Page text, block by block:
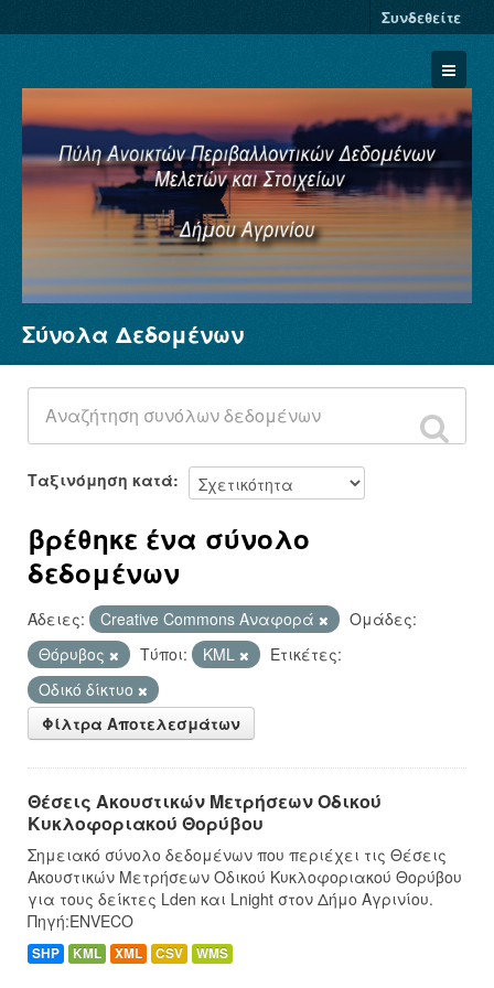
Συνδεθείτε
Σύνολα Δεδομένων
Φορείς
Ομάδες
Σχετικά
Σύνολα Δεδομένων
Ταξινόμηση κατά
βρέθηκε ένα σύνολο
δεδομένων
Άδειες: Creative Commons Αναφορά
Ομάδες:
Θόρυβος
Τύποι: KML
Ετικέτες:
Οδικό δίκτυο
Φίλτρα Αποτελεσμάτων
Θέσεις Ακουστικών Μετρήσεων Οδικού
Κυκλοφοριακού Θορύβου
Σημειακό σύνολο δεδομένων που περιέχει τις Θέσεις
Ακουστικών Μετρήσεων Οδικού Κυκλοφοριακού Θορύβου
για τους δείκτες Lden και Lnight στον Δήμο Αγρινίου.
Πηγή:ENVECO
SHP KML XML CSV WMS